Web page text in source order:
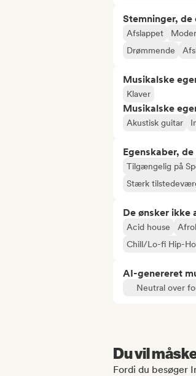
Stemninger, de
Afslappet
Drømmende
Musikalske
Klaver
Musikalske
Akustisk guitar
Egenskaber,
Tilgængelig på
Stærk
De ønsker ikke
Acid house
Chill/Lo-fi Hip-
AI-genereret
Neutral over
Du vil
Fordi du besøger